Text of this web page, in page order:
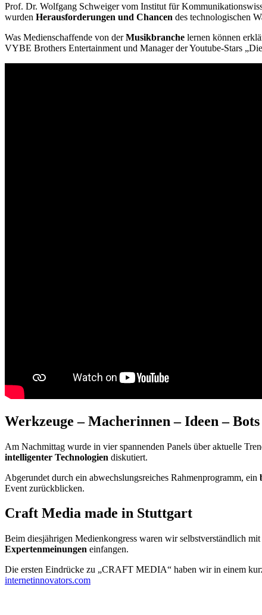
Prof. Dr. Wolfgang Schweiger vom Institut für
wurden Herausforderungen und Chancen des technologischen
Was Medienschaffende von derMusikbranche lernen können
VYBE Brothers Entertainment und Manager der Youtube-Stars
Werkzeuge – Macherinnen – Ideen – Bots
Am Nachmittag wurde in vier spannenden Panels über aktuelle
intelligenter Technologien diskutiert.
Abgerundet durch ein abwechslungsreiches Rahmenprogramm, ein
Event zurückblicken.
Craft Media made in Stuttgart
Beim diesjährigen Medienkongress waren wir selbstverständlich
Expertenmeinungen einfangen.
Die ersten Eindrücke zu „CRAFT MEDIA“ haben wir in einem
internetinnovators.com